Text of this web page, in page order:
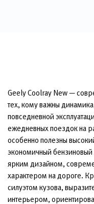
Geely Coolray New —
тех, кому важны
повседневной
ежедневных поездок на
особенно полезны
экономичный бензиновый
ярким дизайном,
характером на дороге.
силуэтом кузова,
интерьером,